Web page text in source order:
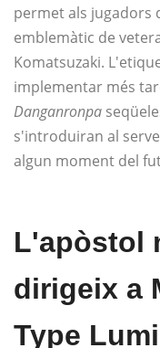
permet als jugadors
emblemàtic de
Komatsuzaki.
implementar més
Danganronpa
s'introduiran al
algun moment del
L'apòstol
dirigeix ​​a
Type